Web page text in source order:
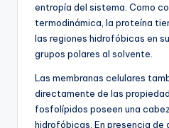
entropía del sistema. Como
termodinámica, la proteína
las regiones hidrofóbicas en
grupos polares al solvente.
Las membranas celulares
directamente de las
fosfolípidos poseen una
hidrofóbicas. En presencia de